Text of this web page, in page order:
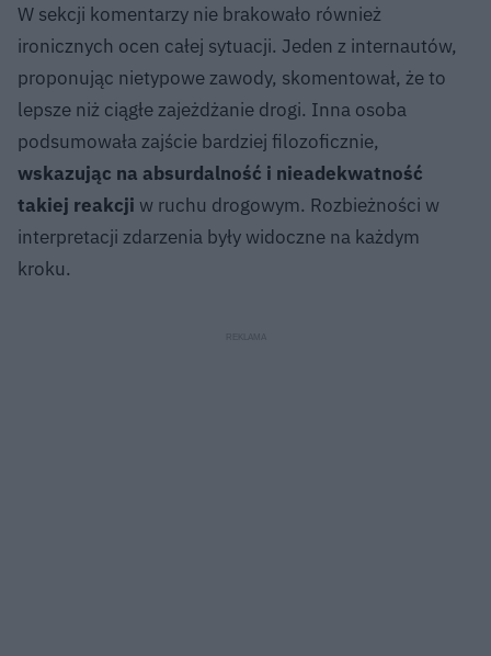
W sekcji komentarzy nie brakowało również
ironicznych ocen całej sytuacji. Jeden z internautów,
proponując nietypowe zawody, skomentował, że to
lepsze niż ciągłe zajeżdżanie drogi. Inna osoba
podsumowała zajście bardziej filozoficznie,
wskazując na absurdalność i nieadekwatność
takiej reakcji w ruchu drogowym. Rozbieżności w
interpretacji zdarzenia były widoczne na każdym
kroku.